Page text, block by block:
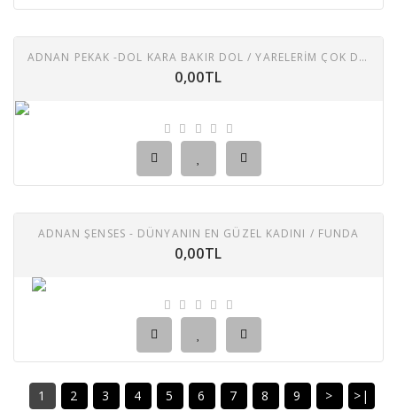
ADNAN PEKAK -DOL KARA BAKIR DOL / YARELERIM ÇOK DERIN
0,00TL
ADNAN ŞENSES - DÜNYANIN EN GÜZEL KADINI / FUNDA
0,00TL
1 2 3 4 5 6 7 8 9 > >|